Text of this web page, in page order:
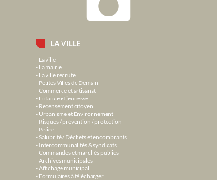
LA VILLE
La ville
La mairie
La ville recrute
Petites Villes de Demain
Commerce et artisanat
Enfance et jeunesse
Recensement citoyen
Urbanisme et Environnement
Risques / prévention / protection
Police
Salubrité / Déchets et encombrants
Intercommunalités & syndicats
Commandes et marchés publics
Archives municipales
Affichage municipal
Formulaires à télécharger